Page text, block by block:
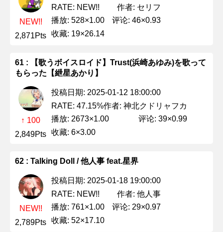
NEW!!
2,871Pts
RATE: NEW!!
作者: セリフ
播放: 528×1.00
评论: 46×0.93
收藏: 19×26.14
61 : 【歌うボイスロイド】Trust(浜崎あゆみ)を歌って
もらった【紲星あかり】
↑ 100
2,849Pts
投稿日期: 2025-01-12 18:00:00
RATE: 47.15%作者: 神北クドリャフカ
播放: 2673×1.00
评论: 39×0.99
收藏: 6×3.00
62 : Talking Doll / 他人事 feat.星界
NEW!!
2,789Pts
投稿日期: 2025-01-18 19:00:00
RATE: NEW!!
作者: 他人事
播放: 761×1.00
评论: 29×0.97
收藏: 52×17.10